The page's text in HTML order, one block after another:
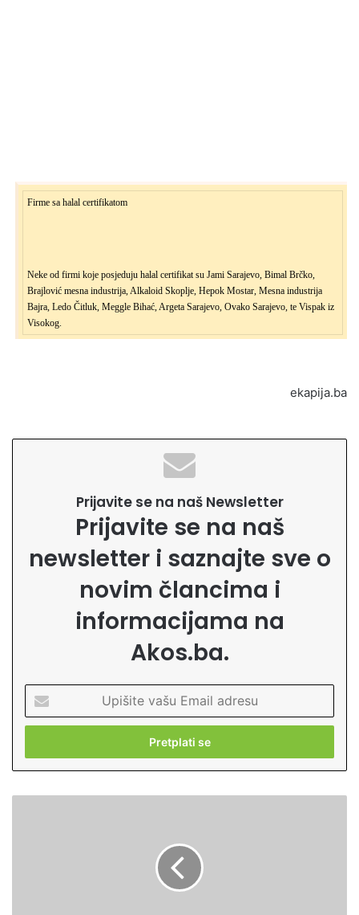
Firme sa halal certifikatom
Neke od firmi koje posjeduju halal certifikat su Jami Sarajevo, Bimal Brčko,
Brajlović mesna industrija, Alkaloid Skoplje, Hepok Mostar, Mesna industrija
Bajra, Ledo Čitluk, Meggle Bihać, Argeta Sarajevo, Ovako Sarajevo, te Vispak iz
Visokog.
ekapija.ba
Prijavite se na naš Newsletter
Prijavite se na naš
newsletter i saznajte sve o
novim člancima i
informacijama na
Akos.ba.
i
i
e